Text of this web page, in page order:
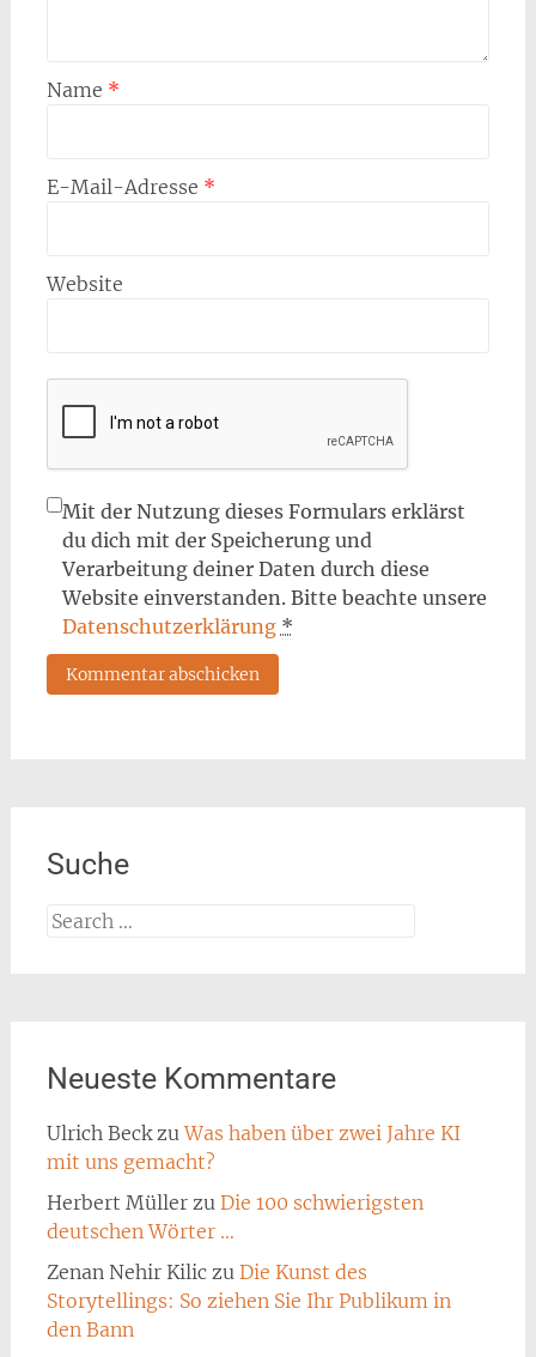
Name *
E-Mail-Adresse *
Website
Mit der Nutzung dieses Formulars erklärst
du dich mit der Speicherung und
Verarbeitung deiner Daten durch diese
Website einverstanden. Bitte beachte unsere
Datenschutzerklärung *
Suche
Search
Neueste Kommentare
Ulrich BeckzuWas haben über zwei Jahre KI
mit uns gemacht?
Herbert Müllerzu Die 100 schwierigsten
deutschen Wörter …
Zenan Nehir Kiliczu Die Kunst des
Storytellings: So ziehen Sie Ihr Publikum in
den Bann